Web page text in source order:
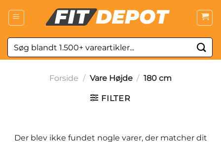
Søg
efter:
Forside / Vare Højde / 180 cm
FILTER
Der blev ikke fundet nogle varer, der matcher dit